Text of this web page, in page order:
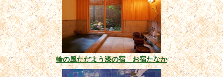
輪の風ただよう漆の宿 お宿たなか